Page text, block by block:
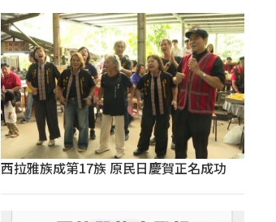
西拉雅族成第17族 原民日慶賀正名成功